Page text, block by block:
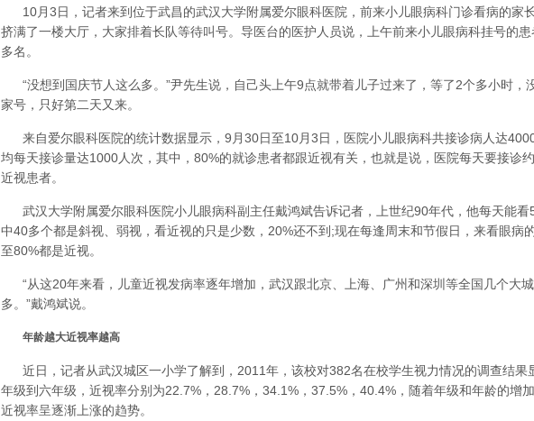
10月3日，记者来到位于武昌的武汉大学附属爱尔眼科医院，前来小儿眼病科门诊看病的家
挤满了一楼大厅，大家排着长队等待叫号。导医台的医护人员说，上午前来小儿眼病科挂号的
多名。
“没想到国庆节人这么多。”尹先生说，自己头上午9点就带着儿子过来了，等了2个多小时，
家号，只好第二天又来。
来自爱尔眼科医院的统计数据显示，9月30日至10月3日，医院小儿眼病科共接诊病人达
均每天接诊量达1000人次，其中，80%的就诊患者都跟近视有关，也就是说，医院每天要接诊
近视患者。
武汉大学附属爱尔眼科医院小儿眼病科副主任戴鸿斌告诉记者，上世纪90年代，他每天能看
中40多个都是斜视、弱视，看近视的只是少数，20%还不到;现在每逢周末和节假日，来看眼病
至80%都是近视。
“从这20年来看，儿童近视发病率逐年增加，武汉跟北京、上海、广州和深圳等全国几个大
多。”戴鸿斌说。
年龄越大近视率越高
近日，记者从武汉城区一小学了解到，2011年，该校对382名在校学生视力情况的调查结果
年级到六年级，近视率分别为22.7%，28.7%，34.1%，37.5%，40.4%，随着年级和年龄的增
近视率呈逐渐上涨的趋势。